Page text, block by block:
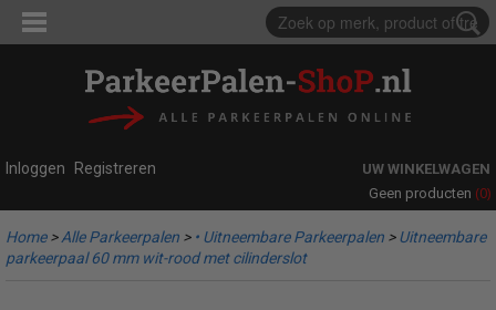
Inloggen Registreren
UW WINKELWAGEN
Geen producten (0)
Home>Alle Parkeerpalen > • Uitneembare Parkeerpalen >Uitneembare
parkeerpaal 60 mm wit-rood met cilinderslot